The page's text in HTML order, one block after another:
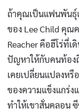
ถ้าคุณเป็นแฟนพันธุ์
ของ Lee Child คุณ
Reacher คือฮีโร่ที่เ
ปัญหาให้กับคนท้องถิ่
เคยเปลี่ยนแปลงห
ของความแข็งแกร่ง
ทำให้เขาสั่นคลอน